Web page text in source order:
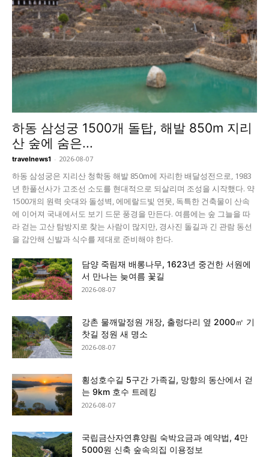
하동 삼성궁 1500개 돌탑, 해발 850m 지리
산 숲에 숨은...
travelnews1 - 2026-08-07
하동 삼성궁은 지리산 청학동 해발 850m에 자리한 배달성전으로, 1983
년 한풀선사가 고조선 소도를 현대적으로 되살리며 조성을 시작했다. 약
1500개의 원력 솟대와 돌성벽, 에메랄드빛 연못, 독특한 건축물이 산속
에 이어져 국내에서도 보기 드문 풍경을 만든다. 여름에는 숲 그늘을 따
라 걷는 고산 탐방지로 찾는 사람이 많지만, 경사진 돌길과 긴 관람 동선
을 감안해 신발과 식수를 제대로 준비해야 한다.
담양 죽림재 배롱나무, 1623년 중건한 서원에
서 만나는 늦여름 꽃길
2026-08-07
강촌 물깨말정원 개장, 출렁다리 옆 2000㎡ 기
찻길 정원 새 명소
2026-08-07
횡성호수길 5구간 가족길, 망향의 동산에서 걷
는 9km 호수 트레킹
2026-08-07
국립금산자연휴양림 숙박요금과 예약법, 4만
5000원 신축 숲속의집 이용정보